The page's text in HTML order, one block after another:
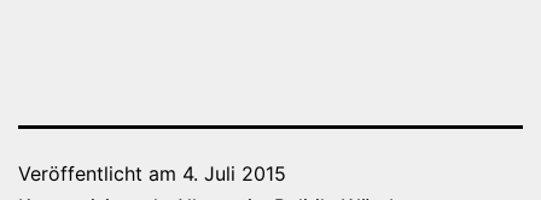
Veröffentlicht am 4. Juli 2015